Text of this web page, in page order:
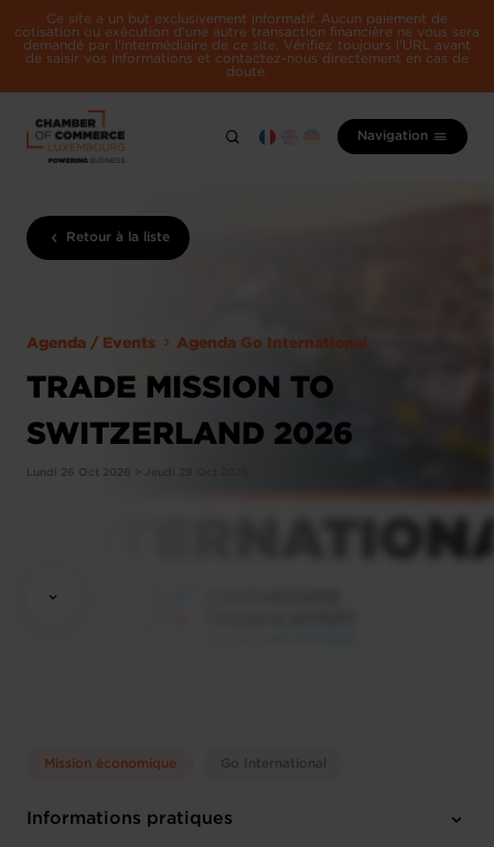
Ce site a un but exclusivement informatif. Aucun paiement de
cotisation ou exécution d'une autre transaction financière ne vous sera
demandé par l'intermédiaire de ce site. Vérifiez toujours l'URL avant
de saisir vos informations et contactez-nous directement en cas de
doute.
Navigation
Retour à la liste
Agenda / Events Agenda Go International
TRADE MISSION TO
SWITZERLAND 2026
Lundi 26 Oct 2026 > Jeudi 29 Oct 2026
Mission économique Go International
Informations pratiques